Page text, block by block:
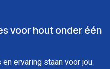
voor hout onder één
ervaring staan voor jou